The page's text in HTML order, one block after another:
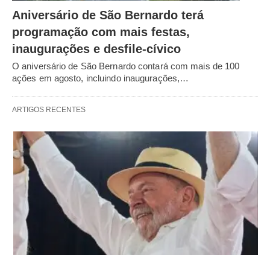
Aniversário de São Bernardo terá
programação com mais festas,
inaugurações e desfile-cívico
O aniversário de São Bernardo contará com mais de 100
ações em agosto, incluindo inaugurações,…
ARTIGOS RECENTES